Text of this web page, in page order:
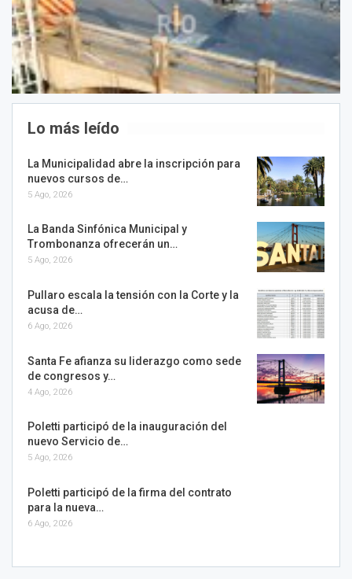
Lo más leído
La Municipalidad abre la inscripción para
nuevos cursos de…
5 Ago, 2026
La Banda Sinfónica Municipal y
Trombonanza ofrecerán un…
5 Ago, 2026
Pullaro escala la tensión con la Corte y la
acusa de…
6 Ago, 2026
Santa Fe afianza su liderazgo como sede
de congresos y…
4 Ago, 2026
Poletti participó de la inauguración del
nuevo Servicio de…
5 Ago, 2026
Poletti participó de la firma del contrato
para la nueva…
6 Ago, 2026